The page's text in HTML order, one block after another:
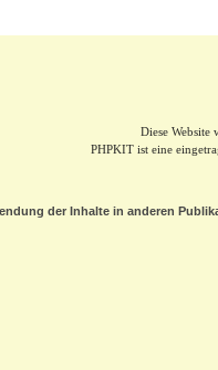
Diese Website
PHPKIT ist eine
der Inhalte in anderen